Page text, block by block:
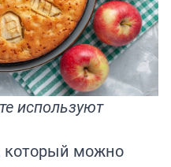
используют
который можно